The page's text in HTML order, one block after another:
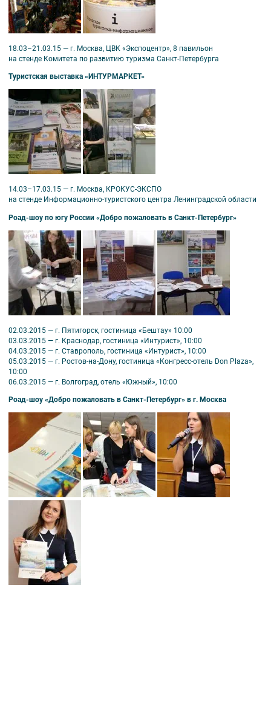
18.03–21.03.15 — г. Москва, ЦВК «Экспоцентр», 8 павильон
на стенде Комитета по развитию туризма Санкт-Петербурга
Туристская выставка «ИНТУРМАРКЕТ»
14.03–17.03.15 — г. Москва, КРОКУС-ЭКСПО
на стенде Информационно-туристского центра Ленинградской области
Роад-шоу по югу России «Добро пожаловать в Санкт-Петербург»
02.03.2015 — г. Пятигорск, гостиница «Бештау» 10:00
03.03.2015 — г. Краснодар, гостиница «Интурист», 10:00
04.03.2015 — г. Ставрополь, гостиница «Интурист», 10:00
05.03.2015 — г. Ростов-на-Дону, гостиница «Конгресс-отель Don Plaza»,
10:00
06.03.2015 — г. Волгоград, отель «Южный», 10:00
Роад-шоу «Добро пожаловать в Санкт-Петербург» в г. Москва